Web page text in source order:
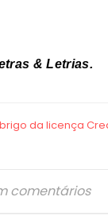
& Letrias.
comentários